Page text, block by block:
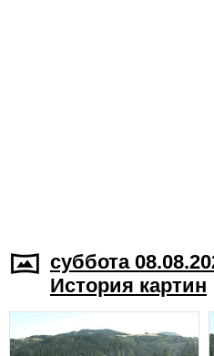
суббота
История картин